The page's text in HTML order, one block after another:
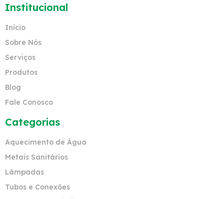
Institucional
Início
Sobre Nós
Serviços
Produtos
Blog
Fale Conosco
Categorias
Aquecimento de Água
Metais Sanitários
Lâmpadas
Tubos e Conexões